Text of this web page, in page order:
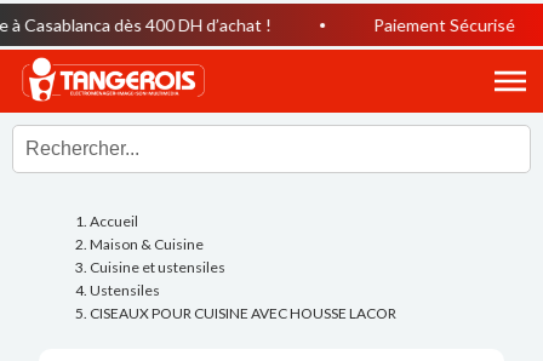
dès 400 DH d’achat ! Paiement Sécurisé
Accueil
Maison & Cuisine
Cuisine et ustensiles
Ustensiles
CISEAUX POUR CUISINE AVEC HOUSSE LACOR